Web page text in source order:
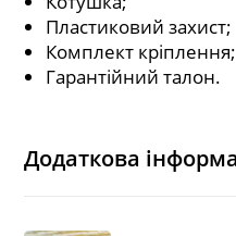
Пластиковий захист;
Комплект кріплення;
Гарантійний талон.
Додаткова